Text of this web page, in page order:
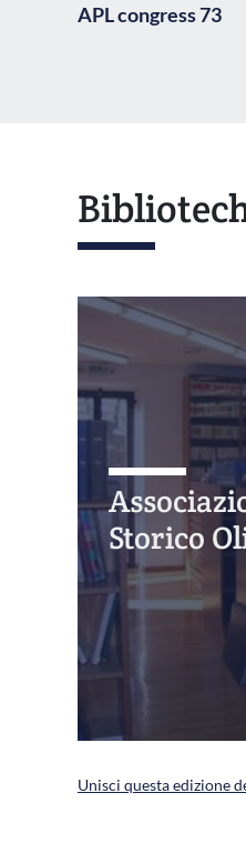
APL congress 73
Storico
Unisci questa edizione